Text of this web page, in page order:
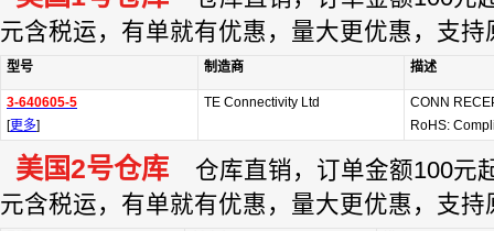
元含税运，有单就有优惠，量大更优惠，支持
型号 制造商 描述
3-640605-5
[更多]
TE Connectivity Ltd
CONN
RoHS:
美国2号仓库 仓库直销，订单金额100元
元含税运，有单就有优惠，量大更优惠，支持